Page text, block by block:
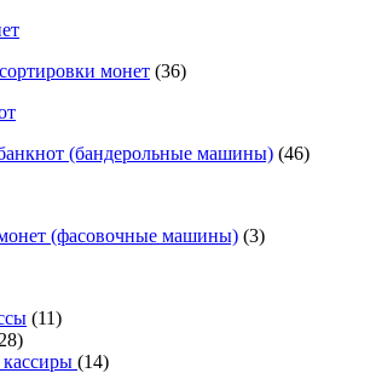
монет (36)
(бандерольные машины) (46)
(фасовочные машины) (3)
(11)
(14)